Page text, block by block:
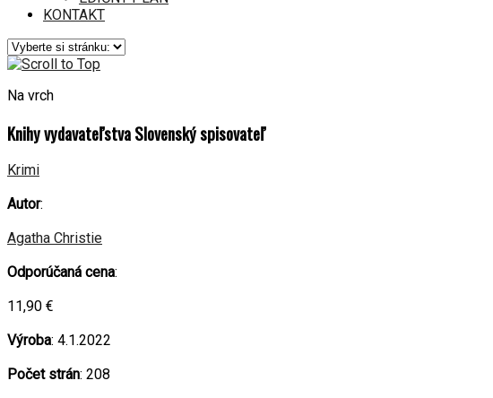
KONTAKT
Na vrch
Knihy vydavateľstva Slovenský spisovateľ
Krimi
Autor:
Agatha Christie
Odporúčaná cena:
11,90 €
Výroba: 4.1.2022
Počet strán: 208